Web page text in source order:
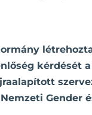
kérdését
Gender